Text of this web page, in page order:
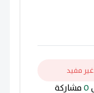
غير مفيد
0مشاركة